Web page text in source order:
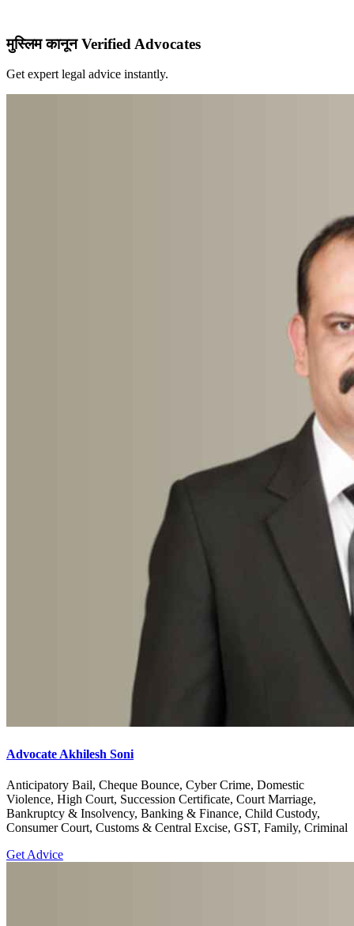
मुस्लिम कानून Verified Advocates
Get expert legal advice instantly.
Advocate Akhilesh Soni
Anticipatory Bail, Cheque Bounce, Cyber Crime, Domestic
Violence, High Court, Succession Certificate, Court Marriage,
Bankruptcy & Insolvency, Banking & Finance, Child Custody,
Consumer Court, Customs & Central Excise, GST, Family, Criminal
Get Advice